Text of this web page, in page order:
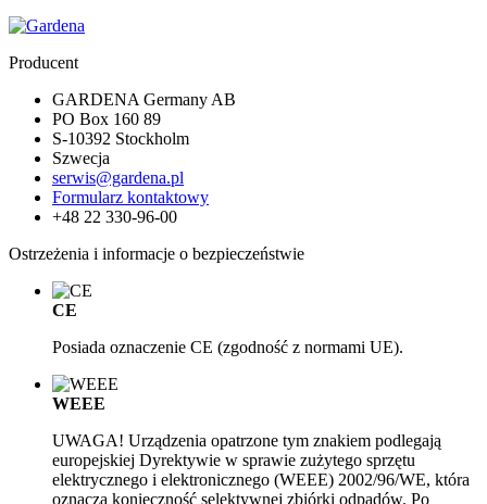
Producent
GARDENA Germany AB
PO Box 160 89
S-10392 Stockholm
Szwecja
serwis@gardena.pl
Formularz kontaktowy
+48 22 330-96-00
Ostrzeżenia i informacje o bezpieczeństwie
CE
Posiada oznaczenie CE (zgodność z normami UE).
WEEE
UWAGA! Urządzenia opatrzone tym znakiem podlegają
europejskiej Dyrektywie w sprawie zużytego sprzętu
elektrycznego i elektronicznego (WEEE) 2002/96/WE, która
oznacza konieczność selektywnej zbiórki odpadów. Po